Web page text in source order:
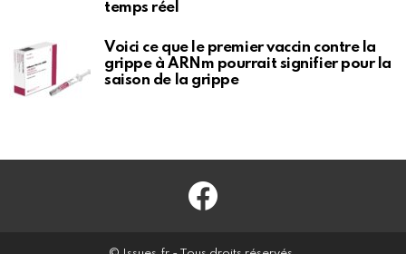
temps réel
Voici ce que le premier vaccin contre la
grippe à ARNm pourrait signifier pour la
saison de la grippe
Facebook